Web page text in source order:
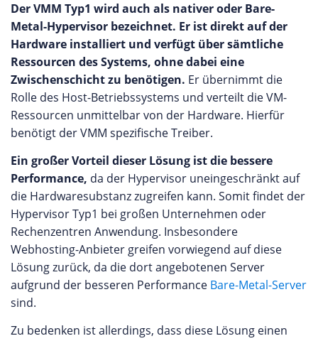
Der VMM Typ1 wird auch als nativer oder Bare-
Metal-Hypervisor bezeichnet. Er ist direkt auf der
Hardware installiert und verfügt über sämtliche
Ressourcen des Systems, ohne dabei eine
Zwischenschicht zu benötigen. Er übernimmt die
Rolle des Host-Betriebssystems und verteilt die VM-
Ressourcen unmittelbar von der Hardware. Hierfür
benötigt der VMM spezifische Treiber.
Ein großer Vorteil dieser Lösung ist die bessere
Performance, da der Hypervisor uneingeschränkt auf
die Hardwaresubstanz zugreifen kann. Somit findet der
Hypervisor Typ1 bei großen Unternehmen oder
Rechenzentren Anwendung. Insbesondere
Webhosting-Anbieter greifen vorwiegend auf diese
Lösung zurück, da die dort angebotenen Server
aufgrund der besseren Performance Bare-Metal-Server
sind.
Zu bedenken ist allerdings, dass diese Lösung einen